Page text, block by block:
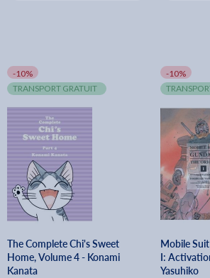
-10%
TRANSPORT GRATUIT
The Complete Chi's Sweet
Home, Volume 4 - Konami
Kanata
-10%
Mobile
I:
Yasuhiko